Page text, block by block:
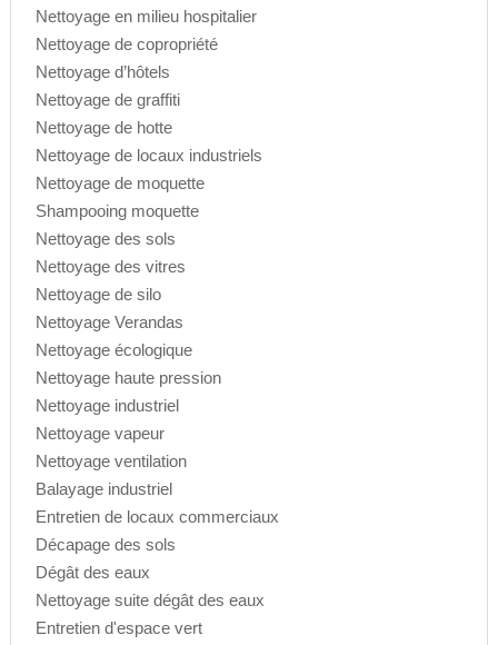
Nettoyage en milieu hospitalier
Nettoyage de copropriété
Nettoyage d’hôtels
Nettoyage de graffiti
Nettoyage de hotte
Nettoyage de locaux industriels
Nettoyage de moquette
Shampooing moquette
Nettoyage des sols
Nettoyage des vitres
Nettoyage de silo
Nettoyage Verandas
Nettoyage écologique
Nettoyage haute pression
Nettoyage industriel
Nettoyage vapeur
Nettoyage ventilation
Balayage industriel
Entretien de locaux commerciaux
Décapage des sols
Dégât des eaux
Nettoyage suite dégât des eaux
Entretien d'espace vert